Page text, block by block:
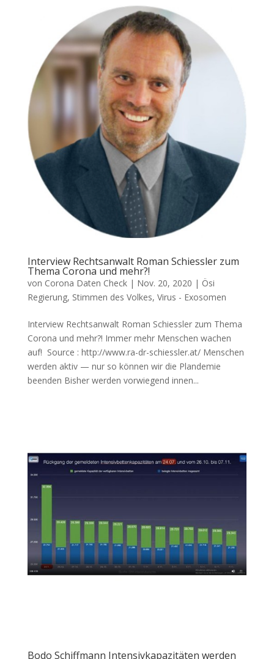
Interview Rechtsanwalt Roman Schiessler zum
Thema Corona und mehr?!
von Corona Daten Check| Nov. 20, 2020 | Ösi
Regierung, Stimmen des Volkes, Virus - Exosomen
Interview Rechtsanwalt Roman Schiessler zum Thema
Corona und mehr?! Immer mehr Men­schen wachen
auf! Source : http://www.ra-dr-schiessler.at/ Men­schen
wer­den aktiv — nur so kön­nen wir die Plan­de­mie
beenden Bis­her wer­den vor­wie­gend innen...
Bodo Schiffmann Intensivkapazitäten werden